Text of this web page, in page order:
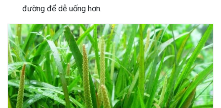
đường để dễ uống hơn.